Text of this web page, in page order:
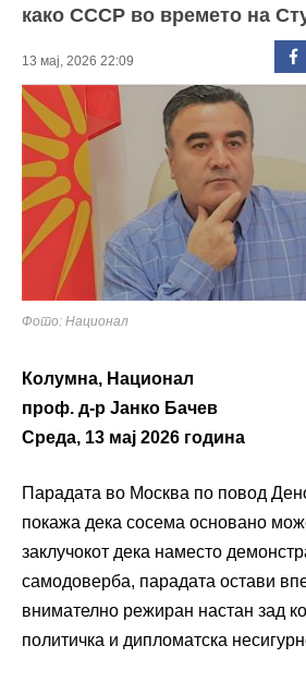
како СССР во времето на
13 мај, 2026 22:09
Фото: Национал
Колумна, Национал
проф. д-р Јанко Бачев
Среда, 13 мај 2026 година
Парадата во Москва по повод
покажа дека сосема основано
заклучокот дека наместо
самодоверба, парадата остави
внимателно режиран настан зад
политичка и дипломатска